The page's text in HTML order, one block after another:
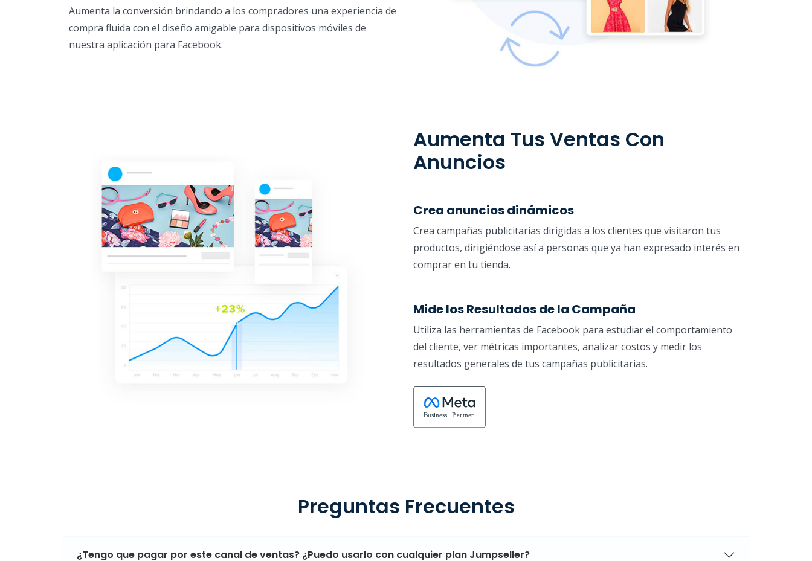
Aumenta la conversión brindando a los compradores una experiencia de
compra fluida con el diseño amigable para dispositivos móviles de
nuestra aplicación para Facebook.
Aumenta Tus Ventas Con
Anuncios
Crea anuncios dinámicos
Crea campañas publicitarias dirigidas a los clientes que visitaron tus
productos, dirigiéndose así a personas que ya han expresado interés en
comprar en tu tienda.
Mide los Resultados de la Campaña
Utiliza las herramientas de Facebook para estudiar el comportamiento
del cliente, ver métricas importantes, analizar costos y medir los
resultados generales de tus campañas publicitarias.
Preguntas Frecuentes
¿Tengo que pagar por este canal de ventas? ¿Puedo usarlo con cualquier plan Jumpseller?